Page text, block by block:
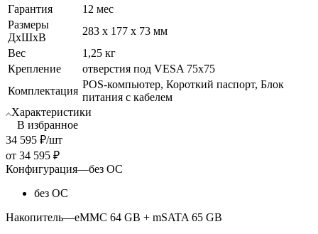
Гарантия
12 мес
Размеры
ДхШхВ
283 х 177 х 73 мм
Вес
1,25 кг
Крепление
отверстия под VESA 75x75
Комплектация
POS-компьютер, Короткий паспорт, Блок
питания с кабелем
Характеристики
В избранное
34 595 ₽/шт
от 34 595 ₽
Конфигурация—без ОС
без ОС
Накопитель—eMMC 64 GB + mSATA 65 GB